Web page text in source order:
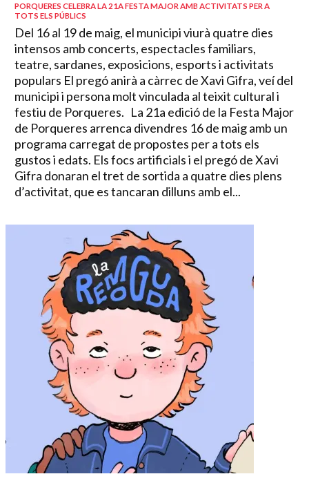
PORQUERES CELEBRA LA 21A FESTA MAJOR AMB ACTIVITATS PER A
TOTS ELS PÚBLICS
Del 16 al 19 de maig, el municipi viurà quatre dies
intensos amb concerts, espectacles familiars,
teatre, sardanes, exposicions, esports i activitats
populars El pregó anirà a càrrec de Xavi Gifra, veí del
municipi i persona molt vinculada al teixit cultural i
festiu de Porqueres. La 21a edició de la Festa Major
de Porqueres arrenca divendres 16 de maig amb un
programa carregat de propostes per a tots els
gustos i edats. Els focs artificials i el pregó de Xavi
Gifra donaran el tret de sortida a quatre dies plens
d’activitat, que es tancaran dilluns amb el...